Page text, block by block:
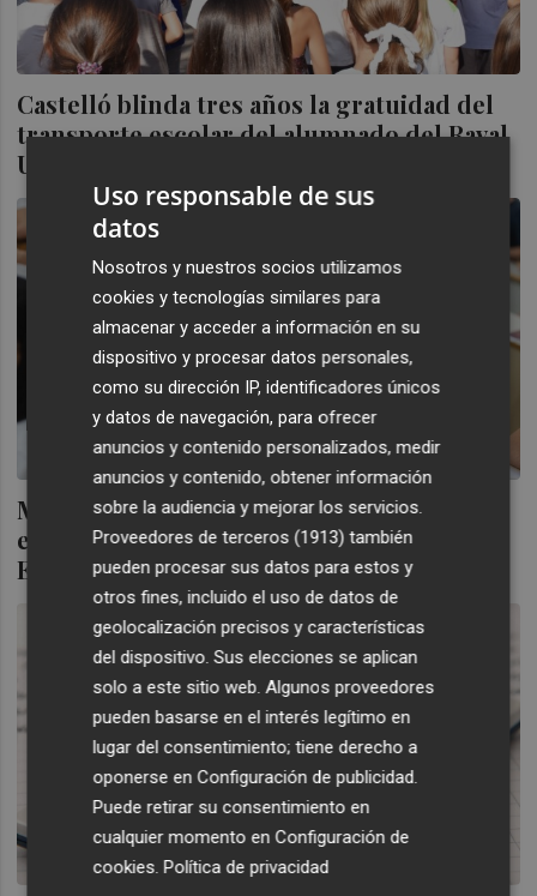
Castelló blinda tres años la gratuidad del
transporte escolar del alumnado del Raval
Universitari
Más de 150.000 estudiantes y personal
educativo se beneficiarán del programa
Erasmus+ 2025 en España
Uso responsable de sus
datos
Nosotros y nuestros socios utilizamos
cookies y tecnologías similares para
almacenar y acceder a información en su
dispositivo y procesar datos personales,
como su dirección IP, identificadores únicos
y datos de navegación, para ofrecer
anuncios y contenido personalizados, medir
anuncios y contenido, obtener información
sobre la audiencia y mejorar los servicios.
Proveedores de terceros (1913) también
pueden procesar sus datos para estos y
otros fines, incluido el uso de datos de
geolocalización precisos y características
del dispositivo. Sus elecciones se aplican
solo a este sitio web. Algunos proveedores
pueden basarse en el interés legítimo en
lugar del consentimiento; tiene derecho a
oponerse enConfiguración de publicidad
Puede retirar su consentimiento en
cualquier momento enConfiguración de
cookies .Política de privacidad